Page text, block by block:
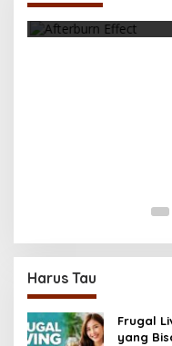
Harus Tau
Frugal
yang